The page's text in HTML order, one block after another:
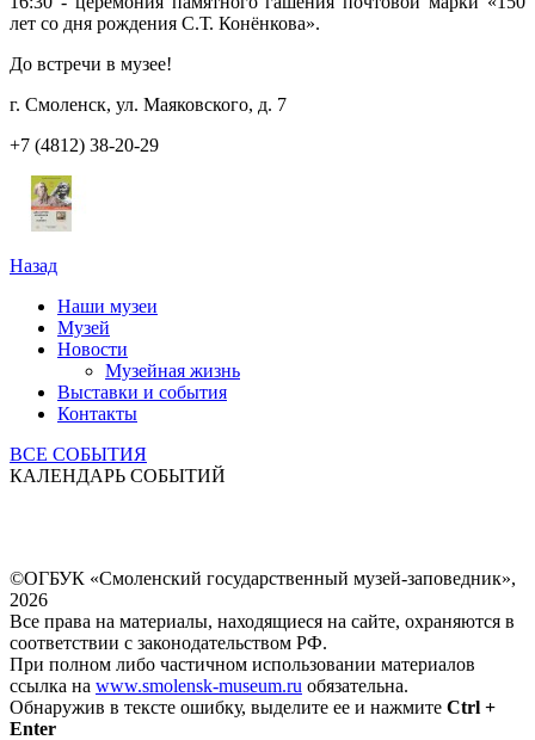
лет со дня рождения С.Т. Конёнкова».
До встречи в музее!
г. Смоленск, ул. Маяковского, д. 7
+7 (4812) 38-20-29
Назад
Наши музеи
Музей
Новости
Музейная жизнь
Выставки и события
Контакты
ВСЕ СОБЫТИЯ
КАЛЕНДАРЬ СОБЫТИЙ
©ОГБУК «Смоленский государственный музей-заповедник»,
2026
Все права на материалы, находящиеся на сайте, охраняются в
соответствии с законодательством РФ.
При полном либо частичном использовании материалов
ссылка на www.smolensk-museum.ru обязательна.
Обнаружив в тексте ошибку, выделите ее и нажмите Ctrl +
Enter